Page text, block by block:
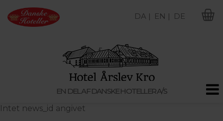
EN DEL AF DANSKE HOTELLER A/S
DA | EN | DE
Intet news_id angivet